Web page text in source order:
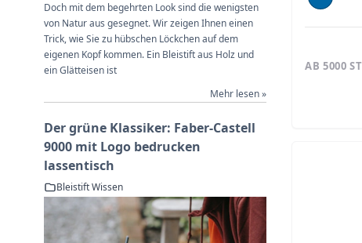
AB 5000
Doch mit dem begehrten Look sind die wenigsten
von Natur aus gesegnet. Wir zeigen Ihnen einen
Trick, wie Sie zu hübschen Löckchen auf dem
eigenen Kopf kommen. Ein Bleistift aus Holz und
ein Glätteisen ist
Mehr lesen »
Der grüne Klassiker: Faber-Castell
9000 mit Logo bedrucken
lassentisch
Bleistift Wissen